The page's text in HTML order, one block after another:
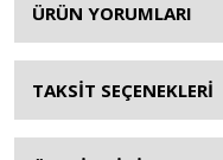
ÜRÜN YORUMLARI
TAKSİT SEÇENEKLERİ